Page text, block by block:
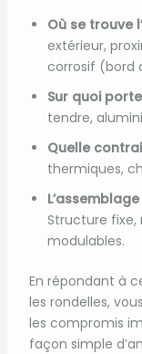
Où se trouve
extérieur,
corrosif (bord
Sur quoi
tendre,
Quelle
thermiques,
Structure
modulables.
En répondant à
les rondelles,
les compromis
façon simple